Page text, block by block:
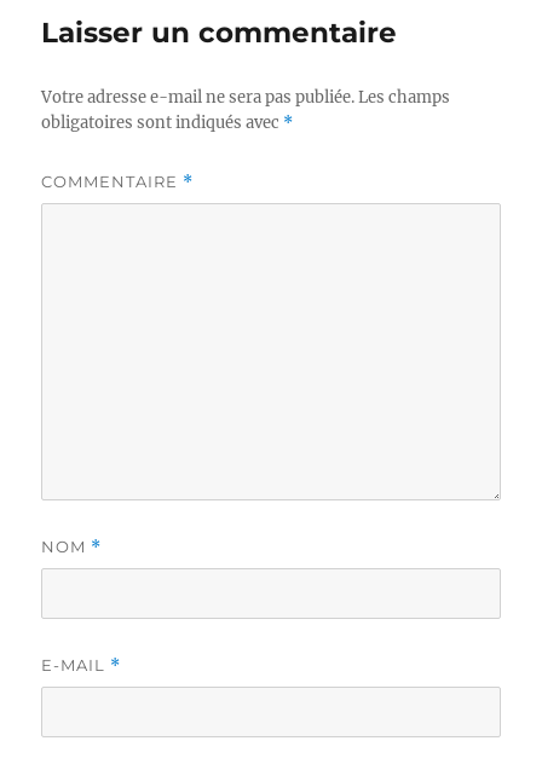
Laisser un commentaire
Votre adresse e-mail ne sera pas publiée. Les champs
obligatoires sont indiqués avec *
COMMENTAIRE *
NOM *
E-MAIL *